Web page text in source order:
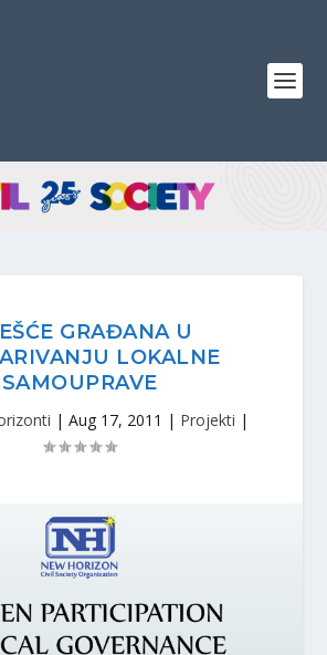
GRAĐANA U
LOKALNE
SAMOUPRAVE
| Aug 17, 2011 | Projekti |